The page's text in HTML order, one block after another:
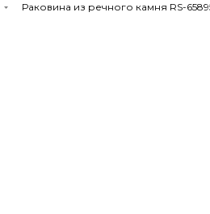
Раковина из речного камня RS-